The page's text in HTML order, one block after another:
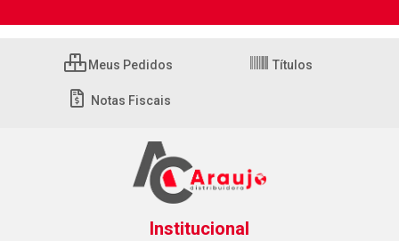
Meus Pedidos Títulos
Notas Fiscais
Institucional